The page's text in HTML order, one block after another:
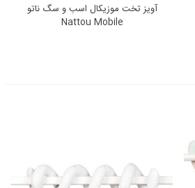
آویز تخت موزیکال اسب و سگ ناتو
Nattou Mobile